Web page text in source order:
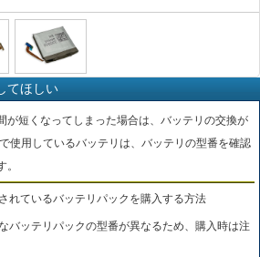
てほしい
が短くなってしまった場合は、バッテリの交換が
使用しているバッテリは、バッテリの型番を確認
れているバッテリパックを購入する方法
バッテリパックの型番が異なるため、購入時は注